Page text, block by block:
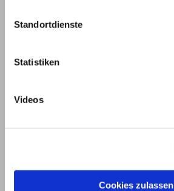
Standortdienste
Statistiken
Videos
Cookies zulassen
© 2026